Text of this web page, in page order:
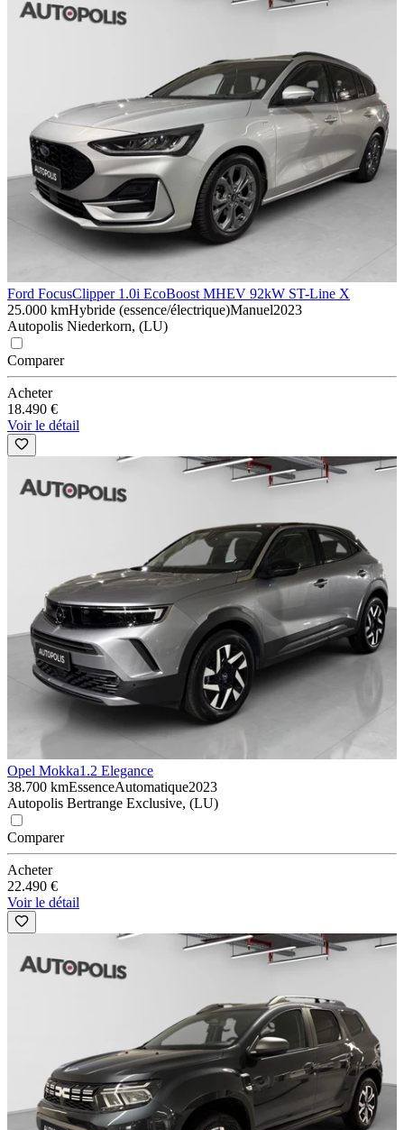
Ford FocusClipper 1.0i EcoBoost MHEV 92kW ST-Line X
25.000 kmHybride (essence/électrique)Manuel2023
Autopolis Niederkorn, (LU)
Comparer
Acheter
18.490 €
Voir le détail
Opel Mokka1.2 Elegance
38.700 kmEssenceAutomatique2023
Autopolis Bertrange Exclusive, (LU)
Comparer
Acheter
22.490 €
Voir le détail